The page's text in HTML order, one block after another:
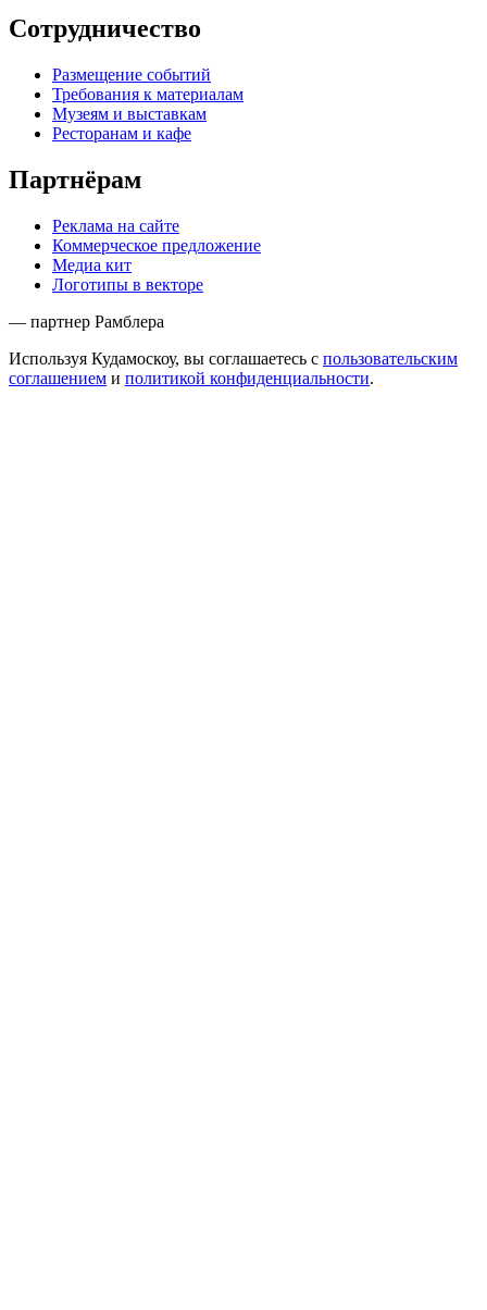
Сотрудничество
Размещение событий
Требования к материалам
Музеям и выставкам
Ресторанам и кафе
Партнёрам
Реклама на сайте
Коммерческое предложение
Медиа кит
Логотипы в векторе
— партнер Рамблера
Используя Кудамоскоу, вы соглашаетесь с пользовательским
соглашением и политикой конфиденциальности.